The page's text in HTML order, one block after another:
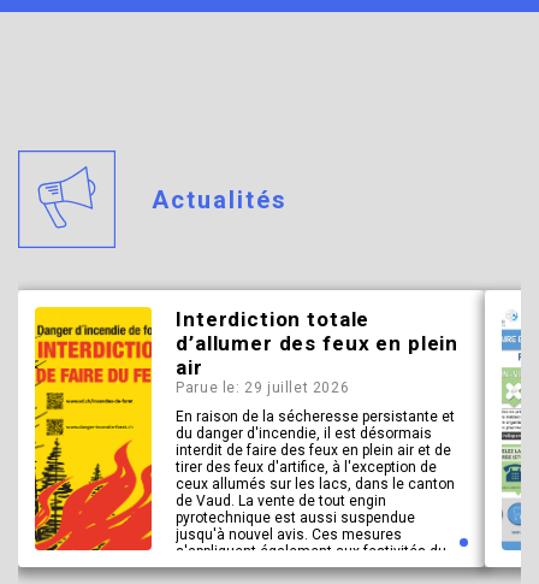
Actualités
Interdiction totale
d’allumer des feux en plein
air
Parue le: 29 juillet 2026
En raison de la sécheresse persistante et
du danger d'incendie, il est désormais
interdit de faire des feux en plein air et de
tirer des feux d'artifice, à l'exception de
ceux allumés sur les lacs, dans le canton
de Vaud. La vente de tout engin
pyrotechnique est aussi suspendue
jusqu'à nouvel avis. Ces mesures
s'appliquent également aux festivités du
1er août.